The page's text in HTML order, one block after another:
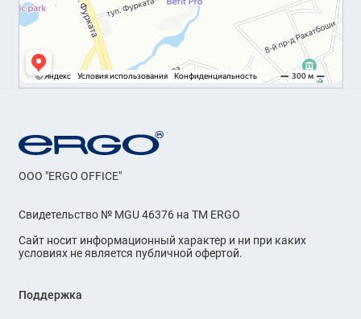
OOO "ERGO OFFICE"
Свидетельство № MGU 46376 на ТМ ERGO
Сайт носит информационный характер и ни при каких
условиях не является публичной офертой.
Поддержка